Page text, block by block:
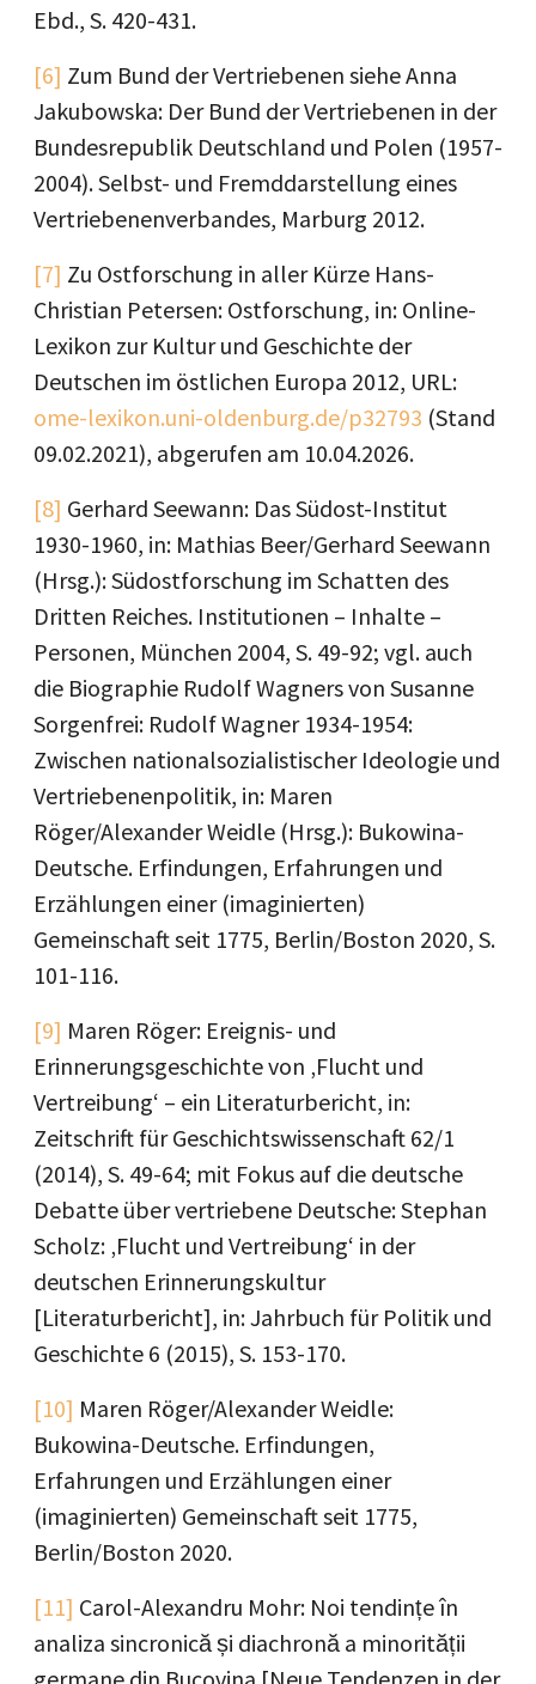
Ebd., S. 420-431.
[6] Zum Bund der Vertriebenen siehe Anna
Jakubowska: Der Bund der Vertriebenen in der
Bundesrepublik Deutschland und Polen (1957-
2004). Selbst- und Fremddarstellung eines
Vertriebenenverbandes, Marburg 2012.
[7] Zu Ostforschung in aller Kürze Hans-
Christian Petersen: Ostforschung, in: Online-
Lexikon zur Kultur und Geschichte der
Deutschen im östlichen Europa 2012, URL:
ome-lexikon.uni-oldenburg.de/p32793 (Stand
09.02.2021), abgerufen am 10.04.2026.
[8] Gerhard Seewann: Das Südost-Institut
1930-1960, in: Mathias Beer/Gerhard Seewann
(Hrsg.): Südostforschung im Schatten des
Dritten Reiches. Institutionen – Inhalte –
Personen, München 2004, S. 49-92; vgl. auch
die Biographie Rudolf Wagners von Susanne
Sorgenfrei: Rudolf Wagner 1934-1954:
Zwischen nationalsozialistischer Ideologie und
Vertriebenenpolitik, in: Maren
Röger/Alexander Weidle (Hrsg.): Bukowina-
Deutsche. Erfindungen, Erfahrungen und
Erzählungen einer (imaginierten)
Gemeinschaft seit 1775, Berlin/Boston 2020, S.
101-116.
[9] Maren Röger: Ereignis- und
Erinnerungsgeschichte von ‚Flucht und
Vertreibung‘ – ein Literaturbericht, in:
Zeitschrift für Geschichtswissenschaft 62/1
(2014), S. 49-64; mit Fokus auf die deutsche
Debatte über vertriebene Deutsche: Stephan
Scholz: ‚Flucht und Vertreibung‘ in der
deutschen Erinnerungskultur
[Literaturbericht], in: Jahrbuch für Politik und
Geschichte 6 (2015), S. 153-170.
[10] Maren Röger/Alexander Weidle:
Bukowina-Deutsche. Erfindungen,
Erfahrungen und Erzählungen einer
(imaginierten) Gemeinschaft seit 1775,
Berlin/Boston 2020.
[11] Carol-Alexandru Mohr: Noi tendințe în
analiza sincronică și diachronă a minorității